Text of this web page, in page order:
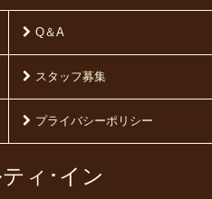
Q＆A
スタッフ募集
プライバシーポリシー
ィ･イン